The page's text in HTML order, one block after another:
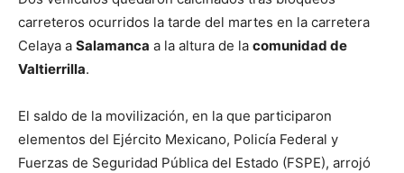
carreteros ocurridos la tarde del martes en la carretera
Celaya a Salamanca a la altura de la comunidad de
Valtierrilla.
El saldo de la movilización, en la que participaron
elementos del Ejército Mexicano, Policía Federal y
Fuerzas de Seguridad Pública del Estado (FSPE), arrojó